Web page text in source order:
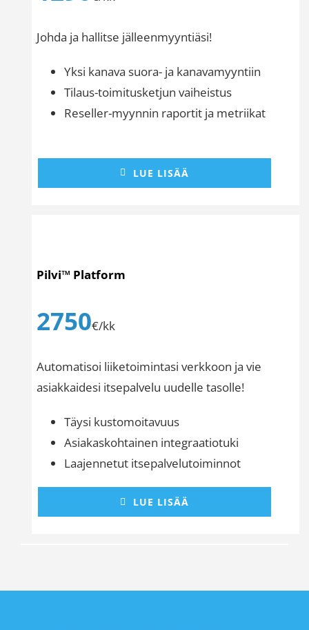
Johda ja hallitse jälleenmyyntiäsi!
Yksi kanava suora- ja kanavamyyntiin
Tilaus-toimitusketjun vaiheistus
Reseller-myynnin raportit ja metriikat
LUE LISÄÄ
Pilvi™ Platform
2750€/kk
Automatisoi liiketoimintasi verkkoon ja vie
asiakkaidesi itsepalvelu uudelle tasolle!
Täysi kustomoitavuus
Asiakaskohtainen integraatiotuki
Laajennetut itsepalvelutoiminnot
LUE LISÄÄ